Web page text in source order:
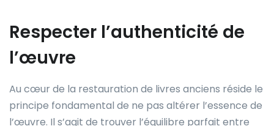
Respecter l’authenticité de
l’œuvre
Au cœur de la restauration de livres anciens réside le
principe fondamental de ne pas altérer l’essence de
l’œuvre. Il s’agit de trouver l’équilibre parfait entre